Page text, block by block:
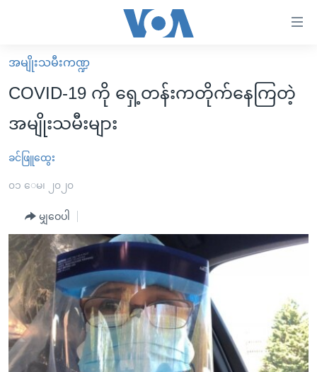
လွယ်ကူ
စေ
သည့်
များ
ပင်မ
ကျော်
ကြည့်
ရန်
ပင်မ
အ
ညွန်း
စာမျက်နှာ
မူလစာမျက်နှာ
မြန်မာ
ကမ္ဘာ့သတင်းများ
နိုင်ငံတကာ
အစ္စရေး-ပါလက်စတိုင်း
ဗွီဒီယို
အင်္ဂလိပ်စာလေ့လာမယ်
အမေရိကန်သုံးအီဒီယံ
မကြေးမုံရဲ့ အင်္ဂလိပ်စာ
ရုပ်ရှင်ထဲက အင်္ဂလိပ်စာ
သုတပဒေသာ အင်္ဂလိပ်စာ
အပတ်စဉ်ကဏ္ဍများ
ရေဒီယို
တီဗွီ
ရေဒီယိုနှင့်ရုပ်သံ အချက်အလက်များ
ရေဒီယို/တီဗွီအစီအစဉ်
Learning English
အမျိုးသမီးကဏ္ဍ
COVID-19 ကို ရှေ့တန်းကတိုက်နေကြတဲ့
အမျိုးသမီးများ
ခင်ဖြူထွေး
၀၁ ေမ၊ ၂၀၂၀
မျှဝေပါ